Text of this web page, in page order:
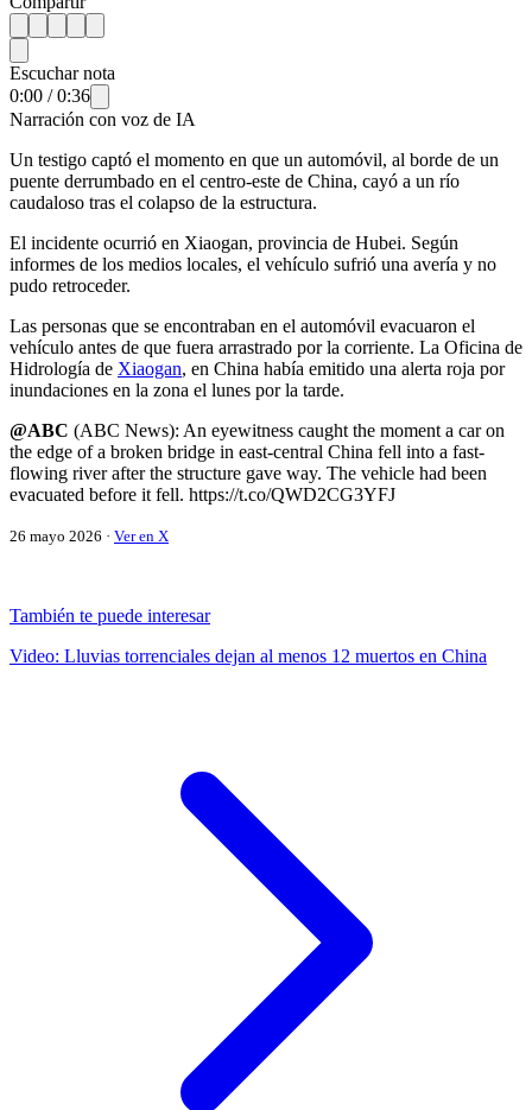
Escuchar nota
0:00 /0:36
Narración con voz de IA
Un testigo captó el momento en que un automóvil, al borde de un
puente derrumbado en el centro-este de China, cayó a un río
caudaloso tras el colapso de la estructura.
El incidente ocurrió en Xiaogan, provincia de Hubei. Según
informes de los medios locales, el vehículo sufrió una avería y no
pudo retroceder.
Las personas que se encontraban en el automóvil evacuaron el
vehículo antes de que fuera arrastrado por la corriente. La Oficina de
Hidrología de Xiaogan, en China había emitido una alerta roja por
inundaciones en la zona el lunes por la tarde.
@ABC (ABC News): An eyewitness caught the moment a car on
the edge of a broken bridge in east-central China fell into a fast-
flowing river after the structure gave way. The vehicle had been
evacuated before it fell. https://t.co/QWD2CG3YFJ
26 mayo 2026 · Ver en X
También te puede interesar
Video: Lluvias torrenciales dejan al menos 12 muertos en China